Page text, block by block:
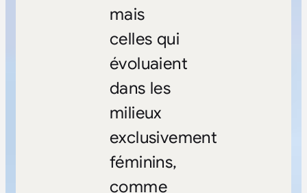
mais
celles qui
évoluaient
dans les
milieux
exclusivement
féminins,
comme